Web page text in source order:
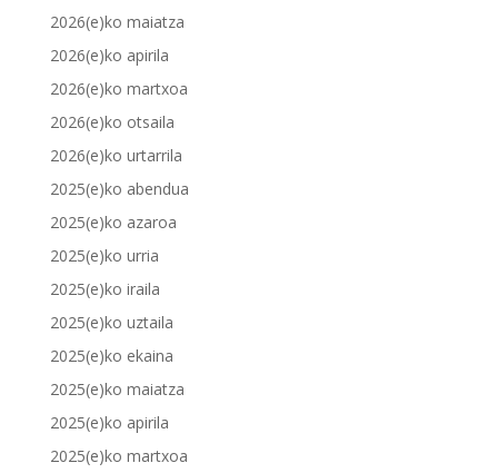
2026(e)ko maiatza
2026(e)ko apirila
2026(e)ko martxoa
2026(e)ko otsaila
2026(e)ko urtarrila
2025(e)ko abendua
2025(e)ko azaroa
2025(e)ko urria
2025(e)ko iraila
2025(e)ko uztaila
2025(e)ko ekaina
2025(e)ko maiatza
2025(e)ko apirila
2025(e)ko martxoa